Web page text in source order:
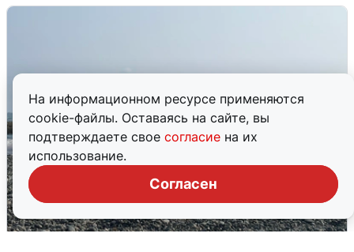
На информационном ресурсе применяются
cookie-файлы. Оставаясь на сайте, вы
подтверждаете свое согласие на их
использование.
Согласен